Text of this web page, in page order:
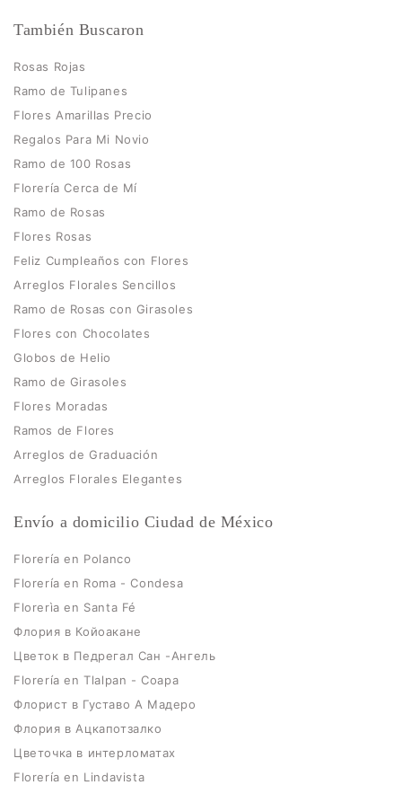
También Buscaron
Rosas Rojas
Ramo de Tulipanes
Flores Amarillas Precio
Regalos Para Mi Novio
Ramo de 100 Rosas
Florería Cerca de Mí
Ramo de Rosas
Flores Rosas
Feliz Cumpleaños con Flores
Arreglos Florales Sencillos
Ramo de Rosas con Girasoles
Flores con Chocolates
Globos de Helio
Ramo de Girasoles
Flores Moradas
Ramos de Flores
Arreglos de Graduación
Arreglos Florales Elegantes
Envío a domicilio Ciudad de México
Florería en Polanco
Florería en Roma - Condesa
Florerìa en Santa Fé
Флория в Койоакане
Цветок в Педрегал Сан -Ангель
Florería en Tlalpan - Coapa
Флорист в Густаво А Мадеро
Флория в Ацкапотзалко
Цветочка в интерломатах
Florería en Lindavista